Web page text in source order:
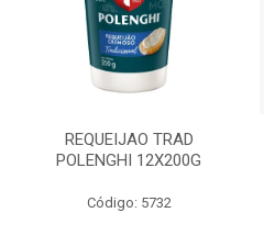
REQUEIJAO TRAD
POLENGHI 12X200G
Código: 5732